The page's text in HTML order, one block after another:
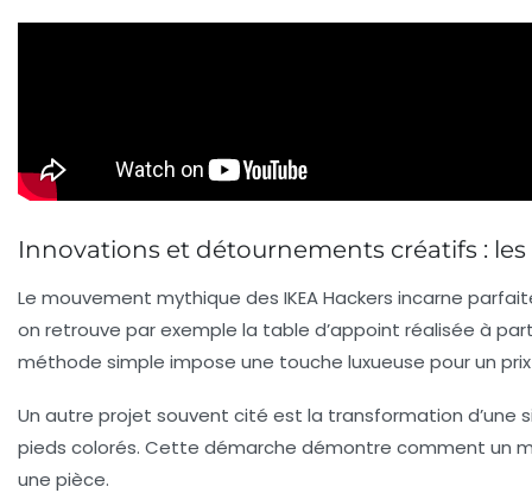
Innovations et détournements créatifs :
Le mouvement mythique des IKEA Hackers incarne
on retrouve par exemple la table d’appoint réalisée à
méthode simple impose une touche luxueuse pour un
Un autre projet souvent cité est la transformation
pieds colorés. Cette démarche démontre comment un
une pièce.